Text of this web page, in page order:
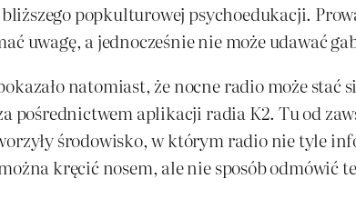
popkulturowej psychoedukacji.
uwagę, a jednocześnie nie może udawać
natomiast, że nocne radio może
pośrednictwem aplikacji radia K2. Tu od
środowisko, w którym radio nie tyle
kręcić nosem, ale nie sposób odmówić